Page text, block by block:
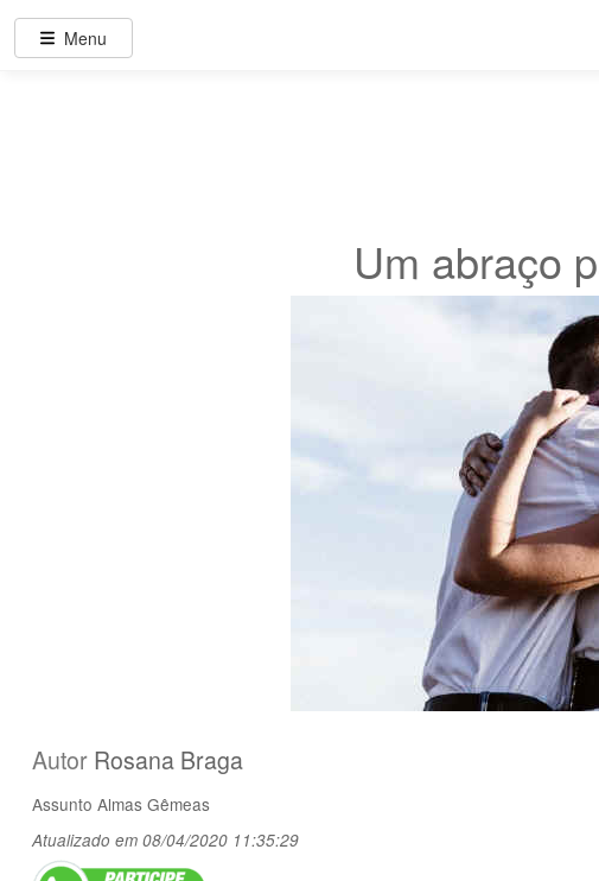
Um abraço
Autor Rosana Braga
Assunto Almas Gêmeas
Atualizado em 08/04/2020 11:35:29
Menu